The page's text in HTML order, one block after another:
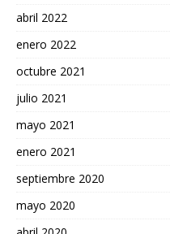
abril 2022
enero 2022
octubre 2021
julio 2021
mayo 2021
enero 2021
septiembre 2020
mayo 2020